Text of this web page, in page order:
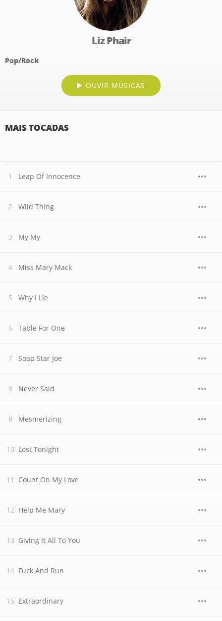
Liz Phair
Pop/Rock
OUVIR MÚSICAS
MAIS TOCADAS
Leap Of Innocence
Wild Thing
My My
Miss Mary Mack
Why I Lie
Table For One
Soap Star Joe
Never Said
Mesmerizing
Lost Tonight
Count On My Love
Help Me Mary
Giving It All To You
Fuck And Run
Extraordinary